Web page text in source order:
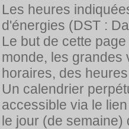
Les heures
d'énergies (DST :
Le but de cette
monde, les grandes
horaires, des
Un calendrier
accessible via le
le jour (de semaine)